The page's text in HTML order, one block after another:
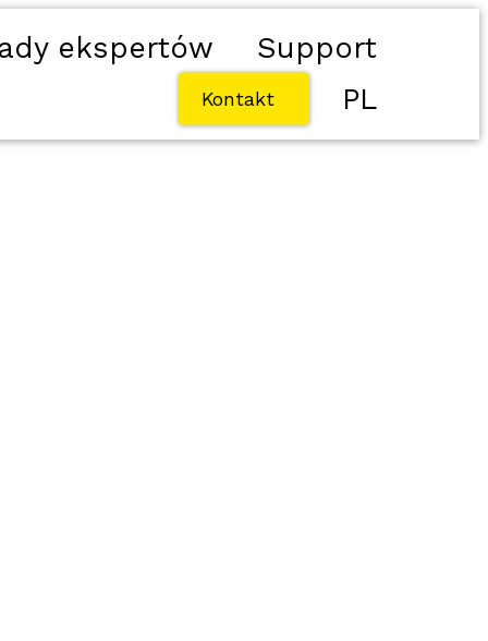
ekspertów Support
Kontakt PL